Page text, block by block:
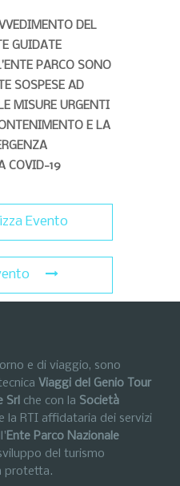
DEL
GUIDATE
PARCO SONO
SOSPESE AD
MISURE URGENTI
E LA
COVID-19
Evento
e di viaggio, sono
Viaggi del Genio Tour
Srl che con la Società
la RTI affidataria dei servizi
Ente Parco Nazionale
del turismo
protetta.